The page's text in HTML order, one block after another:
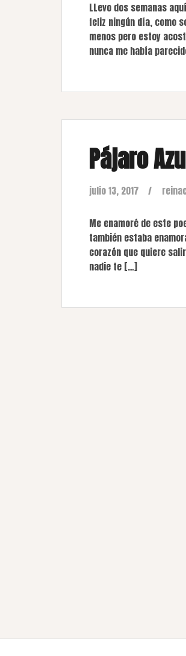
LLevo dos semanas
feliz ningún día, como
menos pero estoy
nunca me había
Pájaro
julio 13, 2017
Me enamoré de este
también estaba
corazón que quiere
nadie te […]